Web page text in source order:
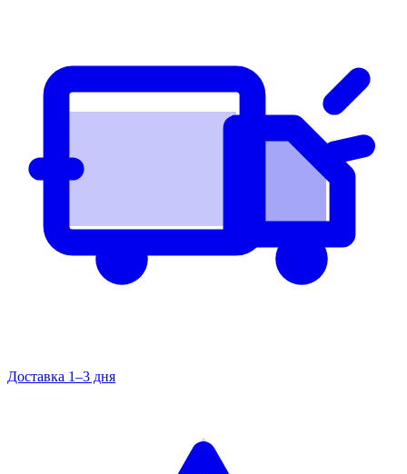
Доставка 1–3 дня